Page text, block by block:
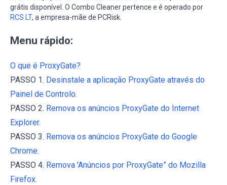
grátis disponível. O Combo Cleaner pertence e é operado por
RCS LT, a empresa-mãe de PCRisk.
Menu rápido:
O que é ProxyGate?
PASSO 1. Desinstale a aplicação ProxyGate através do
Painel de Controlo.
PASSO 2. Remova os anúncios ProxyGate do Internet
Explorer.
PASSO 3. Remova os anúncios ProxyGate do Google
Chrome.
PASSO 4. Remova 'Anúncios por ProxyGate” do Mozilla
Firefox.